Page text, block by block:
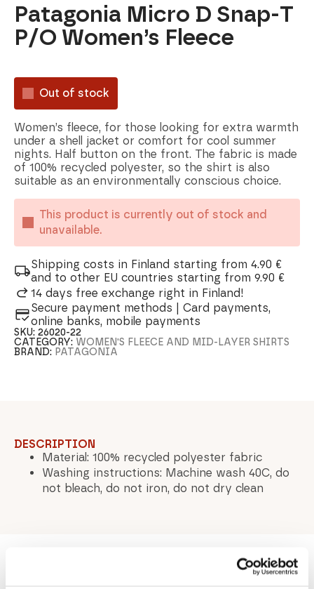
Patagonia Micro D Snap-T
P/O Women’s Fleece
Out of stock
Women’s fleece, for those looking for extra warmth
under a shell jacket or comfort for cool summer
nights. Half button on the front. The fabric is made
of 100% recycled polyester, so the shirt is also
suitable as an environmentally conscious choice.
This product is currently out of stock and
unavailable.
Shipping costs in Finland starting from 4.90 €
and to other EU countries starting from 9.90 €
14 days free exchange right in Finland!
Secure payment methods | Card payments,
online banks, mobile payments
SKU:26020-22
CATEGORY: WOMEN'S FLEECE AND MID-LAYER SHIRTS
BRAND: PATAGONIA
DESCRIPTION
Material: 100% recycled polyester fabric
Washing instructions: Machine wash 40C, do
not bleach, do not iron, do not dry clean